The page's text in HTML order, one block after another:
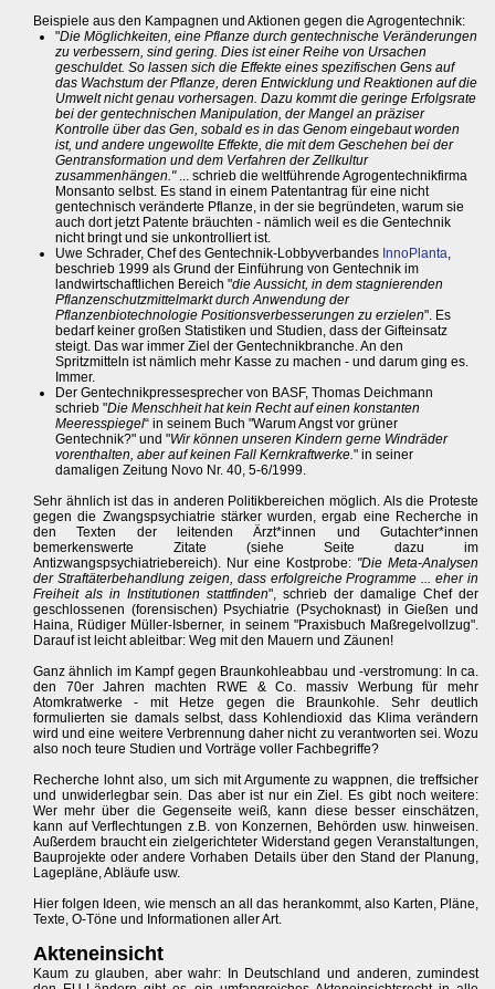
Beispiele aus den Kampagnen und Aktionen gegen die Agrogentechnik:
"Die Möglichkeiten, eine Pflanze durch gentechnische Veränderungen
zu verbessern, sind gering. Dies ist einer Reihe von Ursachen
geschuldet. So lassen sich die Effekte eines spezifischen Gens auf
das Wachstum der Pflanze, deren Entwicklung und Reaktionen auf die
Umwelt nicht genau vorhersagen. Dazu kommt die geringe Erfolgsrate
bei der gentechnischen Manipulation, der Mangel an präziser
Kontrolle über das Gen, sobald es in das Genom eingebaut worden
ist, und andere ungewollte Effekte, die mit dem Geschehen bei der
Gentransformation und dem Verfahren der Zellkultur
zusammenhängen."... schrieb die weltführende Agrogentechnikfirma
Monsanto selbst. Es stand in einem Patentantrag für eine nicht
gentechnisch veränderte Pflanze, in der sie begründeten, warum sie
auch dort jetzt Patente bräuchten - nämlich weil es die Gentechnik
nicht bringt und sie unkontrolliert ist.
Uwe Schrader, Chef des Gentechnik-Lobbyverbandes InnoPlanta,
beschrieb 1999 als Grund der Einführung von Gentechnik im
landwirtschaftlichen Bereich "die Aussicht, in dem stagnierenden
Pflanzenschutzmittelmarkt durch Anwendung der
Pflanzenbiotechnologie Positionsverbesserungen zu erzielen". Es
bedarf keiner großen Statistiken und Studien, dass der Gifteinsatz
steigt. Das war immer Ziel der Gentechnikbranche. An den
Spritzmitteln ist nämlich mehr Kasse zu machen - und darum ging es.
Immer.
Der Gentechnikpressesprecher von BASF, Thomas Deichmann
schrieb "Die Menschheit hat kein Recht auf einen konstanten
Meeresspiegel“ in seinem Buch "Warum Angst vor grüner
Gentechnik?" und "Wir können unseren Kindern gerne Windräder
vorenthalten, aber auf keinen Fall Kernkraftwerke." in seiner
damaligen Zeitung Novo Nr. 40, 5-6/1999.
Sehr ähnlich ist das in anderen Politikbereichen möglich. Als die Proteste
gegen die Zwangspsychiatrie stärker wurden, ergab eine Recherche in
den Texten der leitenden Ärzt*innen und Gutachter*innen
bemerkenswerte Zitate (siehe Seite dazu im
Antizwangspsychiatriebereich). Nur eine Kostprobe: "Die Meta-Analysen
der Straftäterbehandlung zeigen, dass erfolgreiche Programme ... eher in
Freiheit als in Institutionen stattfinden", schrieb der damalige Chef der
geschlossenen (forensischen) Psychiatrie (Psychoknast) in Gießen und
Haina, Rüdiger Müller-Isberner, in seinem "Praxisbuch Maßregelvollzug".
Darauf ist leicht ableitbar: Weg mit den Mauern und Zäunen!
Ganz ähnlich im Kampf gegen Braunkohleabbau und -verstromung: In ca.
den 70er Jahren machten RWE & Co. massiv Werbung für mehr
Atomkratwerke - mit Hetze gegen die Braunkohle. Sehr deutlich
formulierten sie damals selbst, dass Kohlendioxid das Klima verändern
wird und eine weitere Verbrennung daher nicht zu verantworten sei. Wozu
also noch teure Studien und Vorträge voller Fachbegriffe?
Recherche lohnt also, um sich mit Argumente zu wappnen, die treffsicher
und unwiderlegbar sein. Das aber ist nur ein Ziel. Es gibt noch weitere:
Wer mehr über die Gegenseite weiß, kann diese besser einschätzen,
kann auf Verflechtungen z.B. von Konzernen, Behörden usw. hinweisen.
Außerdem braucht ein zielgerichteter Widerstand gegen Veranstaltungen,
Bauprojekte oder andere Vorhaben Details über den Stand der Planung,
Lagepläne, Abläufe usw.
Hier folgen Ideen, wie mensch an all das herankommt, also Karten, Pläne,
Texte, O-Töne und Informationen aller Art.
Akteneinsicht
Kaum zu glauben, aber wahr: In Deutschland und anderen, zumindest